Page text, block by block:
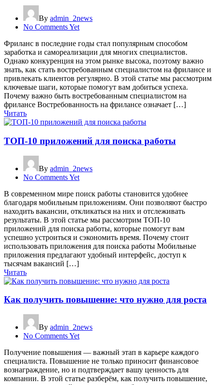
By admin_2news
No Comments Yet
Фриланс в последние годы стал популярным способом
заработка и самореализации для многих специалистов.
Однако конкуренция на этом рынке высока, поэтому важно
знать, как стать востребованным специалистом на фрилансе и
привлекать клиентов регулярно. В этой статье мы рассмотрим
ключевые шаги, которые помогут вам добиться успеха.
Почему важно быть востребованным специалистом на
фрилансе Востребованность на фрилансе означает […]
Читать
ТОП-10 приложений для поиска работы
By admin_2news
No Comments Yet
В современном мире поиск работы становится удобнее
благодаря мобильным приложениям. Они позволяют быстро
находить вакансии, откликаться на них и отслеживать
результаты. В этой статье мы рассмотрим ТОП-10
приложений для поиска работы, которые помогут вам
успешно устроиться и сэкономить время. Почему стоит
использовать приложения для поиска работы Мобильные
приложения предлагают удобный интерфейс, доступ к
тысячам вакансий […]
Читать
Как получить повышение: что нужно для роста
By admin_2news
No Comments Yet
Получение повышения — важный этап в карьере каждого
специалиста. Повышение не только приносит финансовое
вознаграждение, но и подтверждает вашу ценность для
компании. В этой статье разберём, как получить повышение,